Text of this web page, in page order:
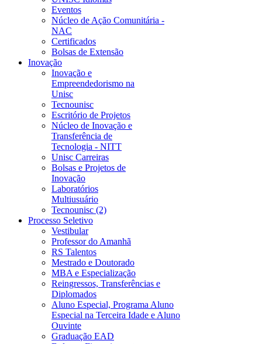
Eventos
Núcleo de Ação Comunitária -
NAC
Certificados
Bolsas de Extensão
Inovação
Inovação e
Empreendedorismo na
Unisc
Tecnounisc
Escritório de Projetos
Núcleo de Inovação e
Transferência de
Tecnologia - NITT
Unisc Carreiras
Bolsas e Projetos de
Inovação
Laboratórios
Multiusuário
Tecnounisc (2)
Processo Seletivo
Vestibular
Professor do Amanhã
RS Talentos
Mestrado e Doutorado
MBA e Especialização
Reingressos, Transferências e
Diplomados
Aluno Especial, Programa Aluno
Especial na Terceira Idade e Aluno
Ouvinte
Graduação EAD